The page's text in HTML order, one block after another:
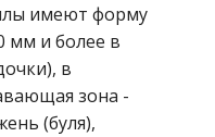
имеют форму
мм и более в
в
зона -
(буля),